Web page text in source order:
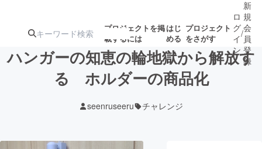
プロジェクトを掲
載するには
はじ
める
プロジェクト
をさがす
ジェクト
ロジェクト
ロ
グ
イ
ン
/
新
規
会
員
登
録
ハンガーの知恵の輪地獄から解放す
る ホルダーの商品化
seenruseeru チャレンジ